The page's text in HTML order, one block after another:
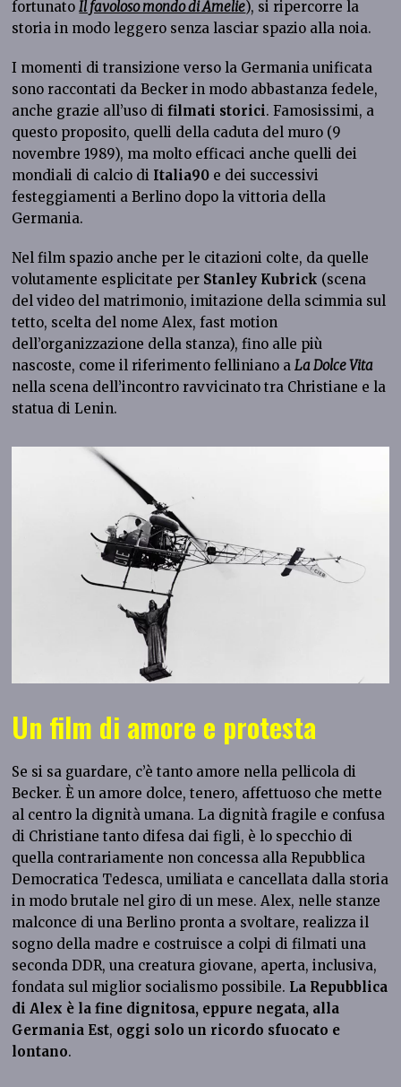
fortunatoIl favoloso mondo di Amelie), si ripercorre la
storia in modo leggero senza lasciar spazio alla noia.
I momenti di transizione verso la Germania unificata
sono raccontati da Becker in modo abbastanza fedele,
anche grazie all’uso difilmati storici. Famosissimi, a
questo proposito, quelli della caduta del muro (9
novembre 1989), ma molto efficaci anche quelli dei
mondiali di calcio di Italia90 e dei successivi
festeggiamenti a Berlino dopo la vittoria della
Germania.
Nel film spazio anche per le citazioni colte, da quelle
volutamente esplicitate per Stanley Kubrick (scena
del video del matrimonio, imitazione della scimmia sul
tetto, scelta del nome Alex, fast motion
dell’organizzazione della stanza), fino alle più
nascoste, come il riferimento felliniano aLa Dolce Vita
nella scena dell’incontro ravvicinato tra Christiane e la
statua di Lenin.
Un film di amore e protesta
Se si sa guardare, c’è tanto amore nella pellicola di
Becker. È un amore dolce, tenero, affettuoso che mette
al centro la dignità umana. La dignità fragile e confusa
di Christiane tanto difesa dai figli, è lo specchio di
quella contrariamente non concessa alla Repubblica
Democratica Tedesca, umiliata e cancellata dalla storia
in modo brutale nel giro di un mese. Alex, nelle stanze
malconce di una Berlino pronta a svoltare, realizza il
sogno della madre e costruisce a colpi di filmati una
seconda DDR, una creatura giovane, aperta, inclusiva,
fondata sul miglior socialismo possibile. La Repubblica
di Alex è la fine dignitosa, eppure negata, alla
Germania Est, oggi solo un ricordo sfuocato e
lontano.